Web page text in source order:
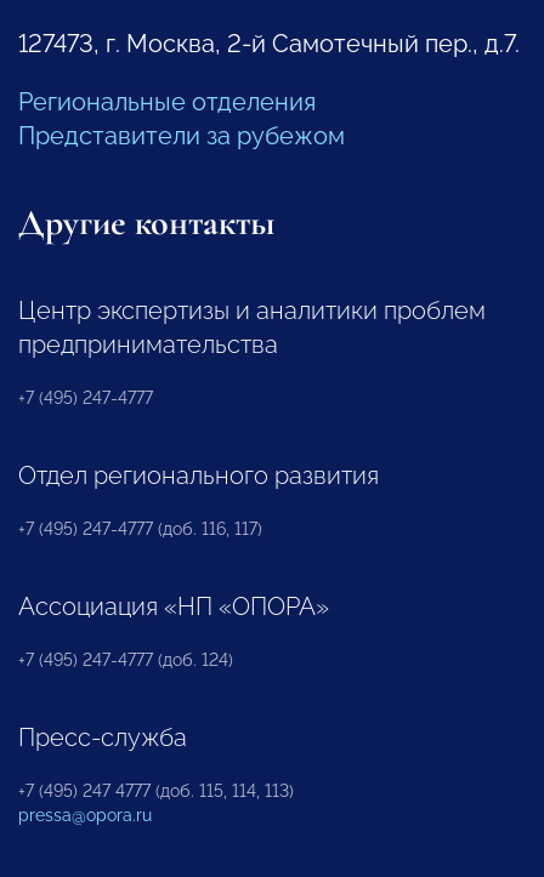
127473, г. Москва, 2-й Самотечный пер., д.7.
Региональные отделения
Представители за рубежом
Другие контакты
Центр экспертизы и аналитики проблем
предпринимательства
+7 (495) 247-4777
Отдел регионального развития
+7 (495) 247-4777 (доб. 116, 117)
Ассоциация «НП «ОПОРА»
+7 (495) 247-4777 (доб. 124)
Пресс-служба
+7 (495) 247 4777 (доб. 115, 114, 113)
pressa@opora.ru